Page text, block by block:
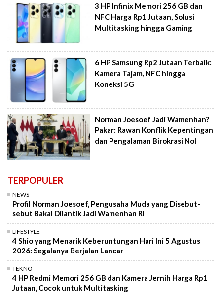
3 HP Infinix Memori 256 GB dan
NFC Harga Rp1 Jutaan, Solusi
Multitasking hingga Gaming
6 HP Samsung Rp2 Jutaan Terbaik:
Kamera Tajam, NFC hingga
Koneksi 5G
Norman Joesoef Jadi Wamenhan?
Pakar: Rawan Konflik Kepentingan
dan Pengalaman Birokrasi Nol
TERPOPULER
NEWS
Profil Norman Joesoef, Pengusaha Muda yang Disebut-
sebut Bakal Dilantik Jadi Wamenhan RI
LIFESTYLE
4 Shio yang Menarik Keberuntungan Hari Ini 5 Agustus
2026: Segalanya Berjalan Lancar
TEKNO
4 HP Redmi Memori 256 GB dan Kamera Jernih Harga Rp1
Jutaan, Cocok untuk Multitasking